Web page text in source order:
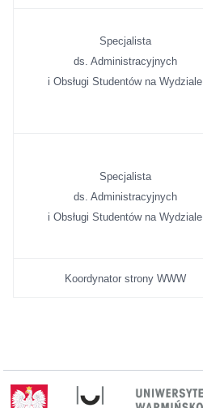
Specjalista
ds. Administracyjnych
i Obsługi Studentów na Wydziale
Specjalista
ds. Administracyjnych
i Obsługi Studentów na Wydziale
Koordynator strony WWW